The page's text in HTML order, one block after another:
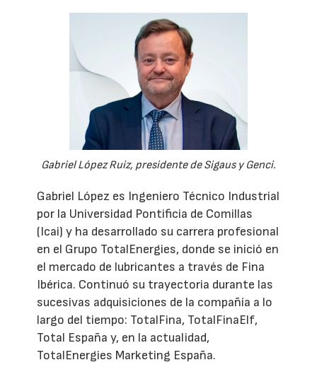
Gabriel López Ruiz, presidente de Sigaus y Genci.
Gabriel López es Ingeniero Técnico Industrial
por la Universidad Pontificia de Comillas
(Icai) y ha desarrollado su carrera profesional
en el Grupo TotalEnergies, donde se inició en
el mercado de lubricantes a través de Fina
Ibérica. Continuó su trayectoria durante las
sucesivas adquisiciones de la compañía a lo
largo del tiempo: TotalFina, TotalFinaElf,
Total España y, en la actualidad,
TotalEnergies Marketing España.